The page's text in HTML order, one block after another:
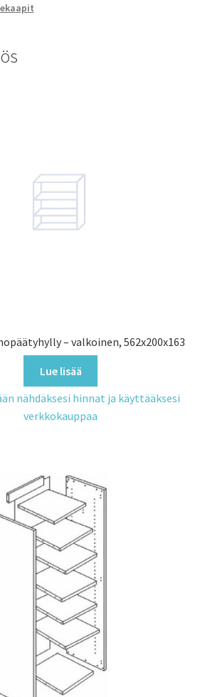
– valkoinen, 562x200x163
Lue lisää
nähdäksesi hinnat ja käyttääksesi
verkkokauppaa